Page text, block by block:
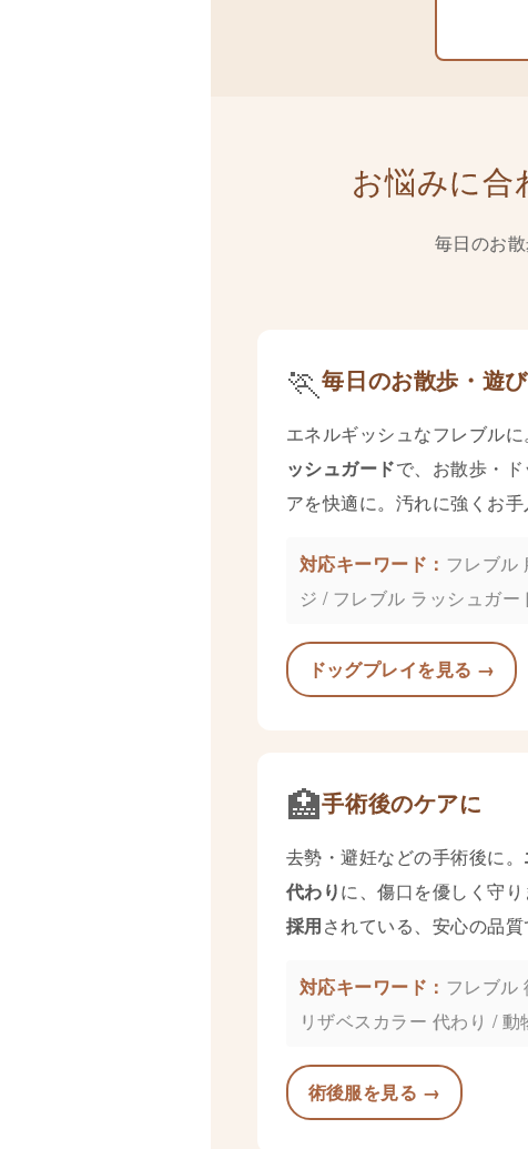
お悩みに合
毎日のお
🏃毎日のお散歩・遊
エネルギッシュなフレブルに
ッシュガードで、お散歩・
アを快適に。汚れに強くお手
フレブル
ジ / フレブル ラッシュガー
ドッグプレイを見る →
🏥手術後のケアに
去勢・避妊などの手術後に。
代わりに、傷口を優しく守り
採用されている、安心の品質
フレブル
リザベスカラー 代わり / 動
術後服を見る →